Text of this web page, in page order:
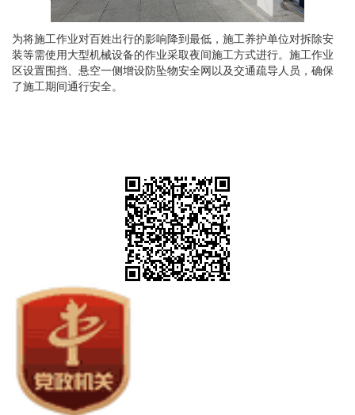
为将施工作业对百姓出行的影响降到最低，施工养护单位对拆除安
装等需使用大型机械设备的作业采取夜间施工方式进行。施工作业
区设置围挡、悬空一侧增设防坠物安全网以及交通疏导人员，确保
了施工期间通行安全。